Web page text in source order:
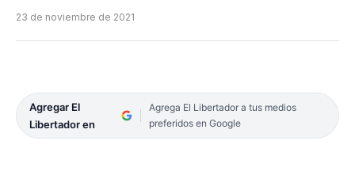
23 de noviembre de 2021
Agregar El
Libertador en
Agrega El Libertador a tus medios
preferidos en Google